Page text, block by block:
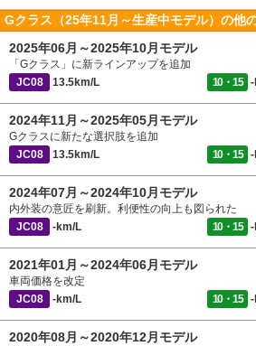
Gクラス（25年11月～生産中モデル）の他
2025年06月～2025年10月モデル
「Gクラス」に新ラインアップを追加
JC08
13.5km/L 10・15
2024年11月～2025年05月モデル
Gクラスに新たな選択肢を追加
JC08
13.5km/L 10・15
2024年07月～2024年10月モデル
内外装の意匠を刷新。利便性の向上も図られた
JC08
-km/L 10・15
2021年01月～2024年06月モデル
車両価格を改定
JC08
-km/L 10・15
2020年08月～2020年12月モデル